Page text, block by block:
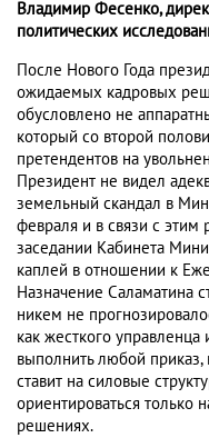
Владимир Фесенко,
политических
После Нового Года
ожидаемых кадровых
обусловлено не
который со второй
претендентов на
Президент не видел
земельный скандал в
февраля и в связи с этим
заседании Кабинета
каплей в отношении к
Назначение Саламатина
никем не
как жесткого управленца
выполнить любой приказ,
ставит на силовые
ориентироваться только
решениях.